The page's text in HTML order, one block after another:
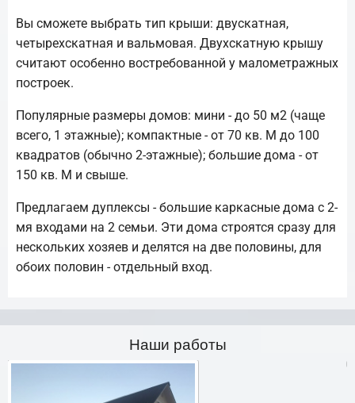
Вы сможете выбрать тип крыши: двускатная,
четырехскатная и вальмовая. Двухскатную крышу
считают особенно востребованной у малометражных
построек.
Популярные размеры домов: мини - до 50 м2 (чаще
всего, 1 этажные); компактные - от 70 кв. М до 100
квадратов (обычно 2-этажные); большие дома - от
150 кв. М и свыше.
Предлагаем дуплексы - большие каркасные дома с 2-
мя входами на 2 семьи. Эти дома строятся сразу для
нескольких хозяев и делятся на две половины, для
обоих половин - отдельный вход.
Наши работы